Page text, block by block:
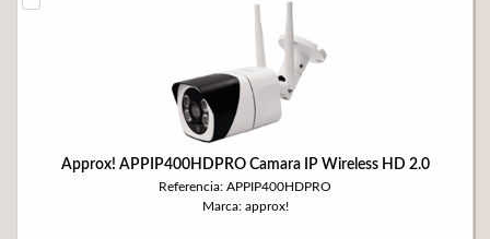
Approx! APPIP400HDPRO Camara IP Wireless HD 2.0
Referencia: APPIP400HDPRO
Marca: approx!